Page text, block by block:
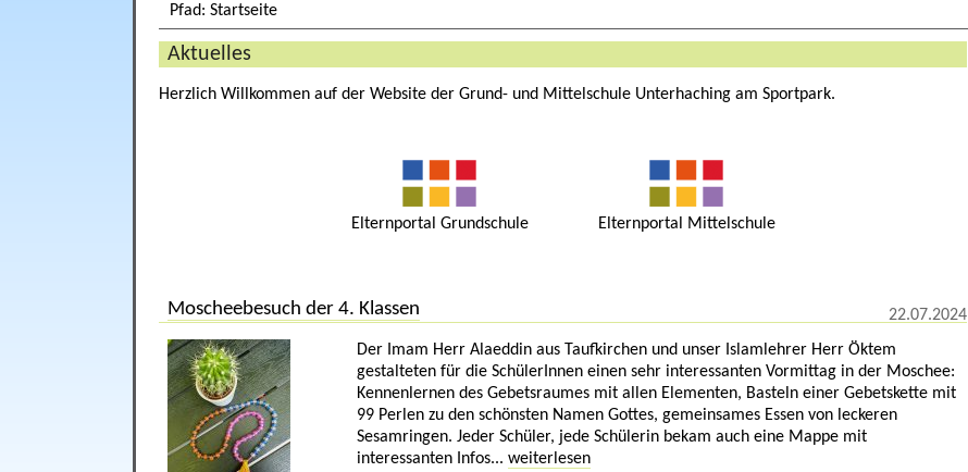
Pfad: Startseite
Aktuelles
Herzlich Willkommen auf der Website der Grund- und Mittelschule Unterhaching am Sportpark.
Elternportal Grundschule Elternportal Mittelschule
Moscheebesuch der 4. Klassen 22.07.2024
Der Imam Herr Alaeddin aus Taufkirchen und unser Islamlehrer Herr Öktem
gestalteten für die SchülerInnen einen sehr interessanten Vormittag in der Moschee:
Kennenlernen des Gebetsraumes mit allen Elementen, Basteln einer Gebetskette mit
99 Perlen zu den schönsten Namen Gottes, gemeinsames Essen von leckeren
Sesamringen. Jeder Schüler, jede Schülerin bekam auch eine Mappe mit
interessanten Infos...weiterlesen